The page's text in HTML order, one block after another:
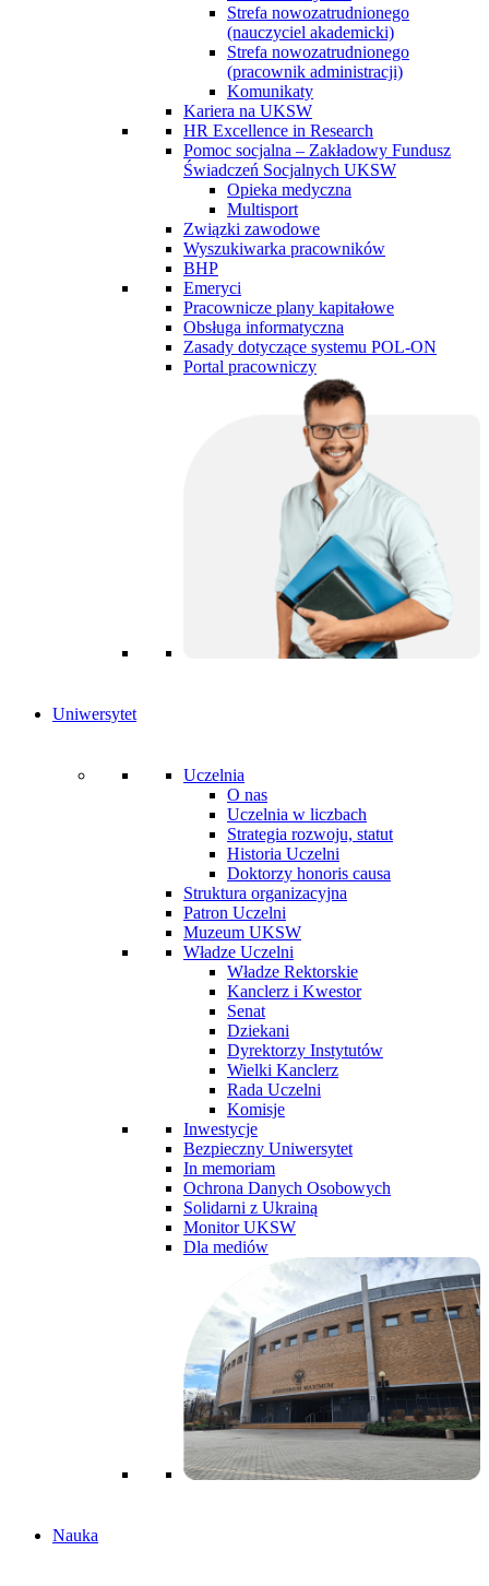
Strefa nowozatrudnionego
(nauczyciel akademicki)
Strefa nowozatrudnionego
(pracownik administracji)
Komunikaty
Kariera na UKSW
HR Excellence in Research
Pomoc socjalna – Zakładowy Fundusz
Świadczeń Socjalnych UKSW
Opieka medyczna
Multisport
Związki zawodowe
Wyszukiwarka pracowników
BHP
Emeryci
Pracownicze plany kapitałowe
Obsługa informatyczna
Zasady dotyczące systemu POL-ON
Portal pracowniczy
Uniwersytet
Uczelnia
O nas
Uczelnia w liczbach
Strategia rozwoju, statut
Historia Uczelni
Doktorzy honoris causa
Struktura organizacyjna
Patron Uczelni
Muzeum UKSW
Władze Uczelni
Władze Rektorskie
Kanclerz i Kwestor
Senat
Dziekani
Dyrektorzy Instytutów
Wielki Kanclerz
Rada Uczelni
Komisje
Inwestycje
Bezpieczny Uniwersytet
In memoriam
Ochrona Danych Osobowych
Solidarni z Ukrainą
Monitor UKSW
Dla mediów
Nauka